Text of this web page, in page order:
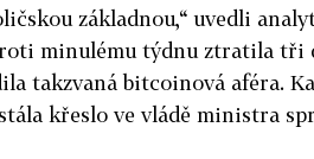
základnou,“ uvedli
minulému týdnu ztratila tři
takzvaná bitcoinová aféra.
křeslo ve vládě ministra